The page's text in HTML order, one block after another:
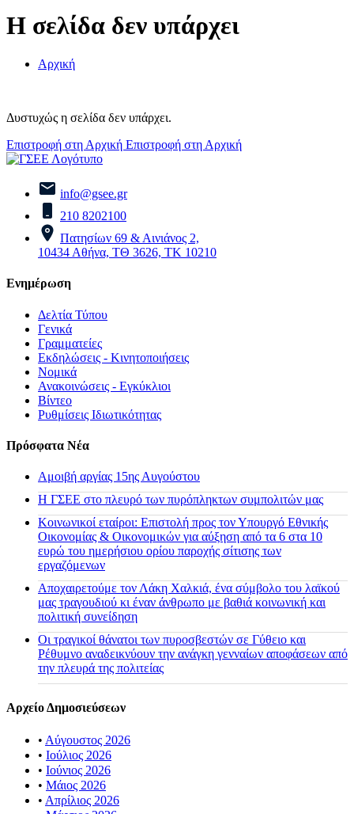
Η σελίδα δεν υπάρχει
Αρχική
Δυστυχώς η σελίδα δεν υπάρχει.
Επιστροφή στη Αρχική Επιστροφή στη Αρχική
info@gsee.gr
210 8202100
Πατησίων 69 & Αινιάνος 2,
10434 Αθήνα, ΤΘ 3626, ΤΚ 10210
Ενημέρωση
Δελτία Τύπου
Γενικά
Γραμματείες
Εκδηλώσεις - Κινητοποιήσεις
Νομικά
Ανακοινώσεις - Εγκύκλιοι
Βίντεο
Ρυθμίσεις Ιδιωτικότητας
Πρόσφατα Νέα
Αμοιβή αργίας 15ης Αυγούστου
H ΓΣΕΕ στο πλευρό των πυρόπληκτων συμπολιτών μας
Κοινωνικοί εταίροι: Επιστολή προς τον Υπουργό Εθνικής
Οικονομίας & Οικονομικών για αύξηση από τα 6 στα 10
ευρώ του ημερήσιου ορίου παροχής σίτισης των
εργαζόμενων
Αποχαιρετούμε τον Λάκη Χαλκιά, ένα σύμβολο του λαϊκού
μας τραγουδιού κι έναν άνθρωπο με βαθιά κοινωνική και
πολιτική συνείδηση
Οι τραγικοί θάνατοι των πυροσβεστών σε Γύθειο και
Ρέθυμνο αναδεικνύουν την ανάγκη γενναίων αποφάσεων από
την πλευρά της πολιτείας
Αρχείο Δημοσιεύσεων
• Αύγουστος 2026
• Ιούλιος 2026
• Ιούνιος 2026
• Μάιος 2026
• Απρίλιος 2026